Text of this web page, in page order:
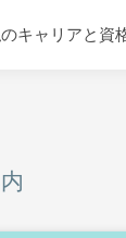
キャリアと資